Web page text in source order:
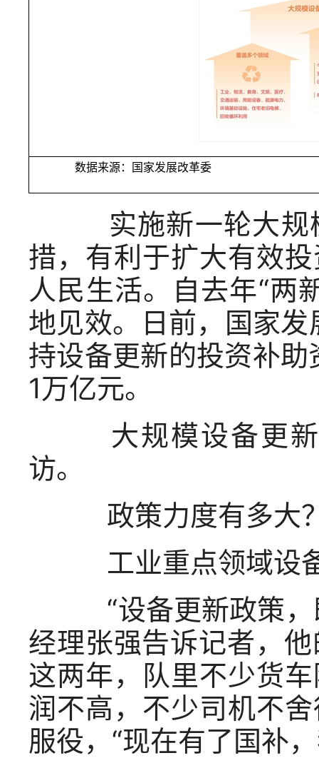
数据来源：国家发展改革委
实施新一轮大规
措，有利于扩大有效
人民生活。自去年“两
地见效。日前，国家
持设备更新的投资补
1万亿元。
大规模设备更新
访。
政策力度有多大
工业重点领域设备
“设备更新政策，
经理张强告诉记者，
这两年，队里不少货
润不高，不少司机不
服役，“现在有了国补